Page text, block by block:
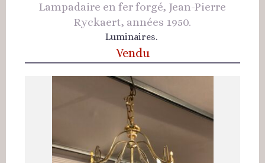
Lampadaire en fer forgé, Jean-Pierre
Ryckaert, années 1950.
Luminaires.
Vendu